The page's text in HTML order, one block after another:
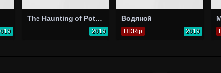
The Haunting of Pottersfield
2019
Водяной
HDRip 2019